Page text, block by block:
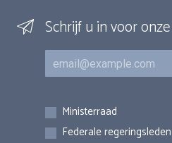
Schrijf u in voor
E-mail
Inschrijvingen
Ministerraad
Federale regeringsleden